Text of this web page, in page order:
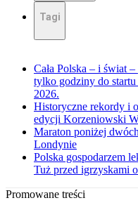
Tagi
Cała Polska – i świat
tylko godziny do
2026.
Historyczne rekordy i
edycji Korzeniowski
Maraton poniżej
Londynie
Polska gospodarzem
Tuż przed igrzyskami
Promowane treści